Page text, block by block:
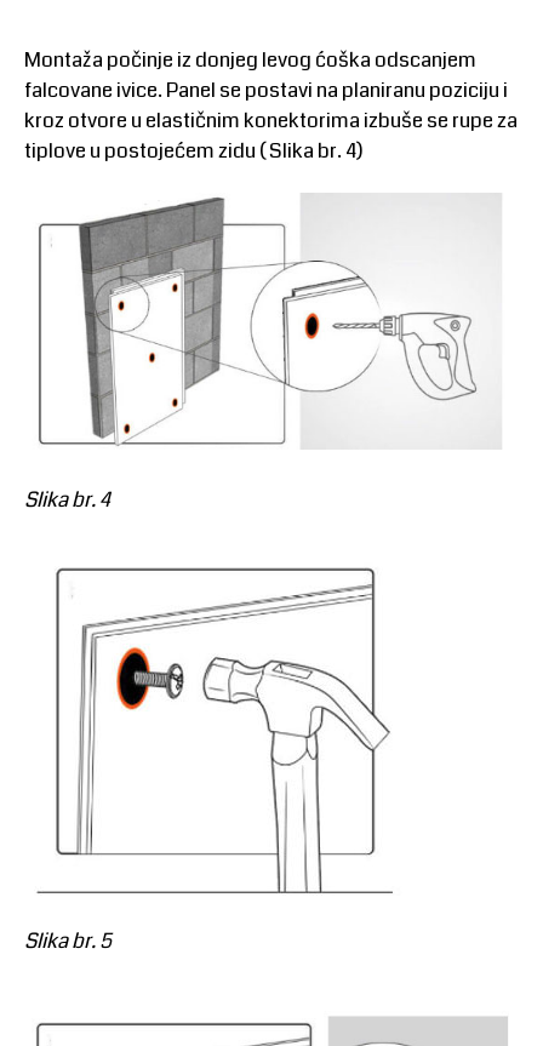
Montaža počinje iz donjeg levog ćoška odscanjem
falcovane ivice. Panel se postavi na planiranu poziciju i
kroz otvore u elastičnim konektorima izbuše se rupe za
tiplove u postojećem zidu ( Slika br. 4)
Slika br. 4
Slika br. 5